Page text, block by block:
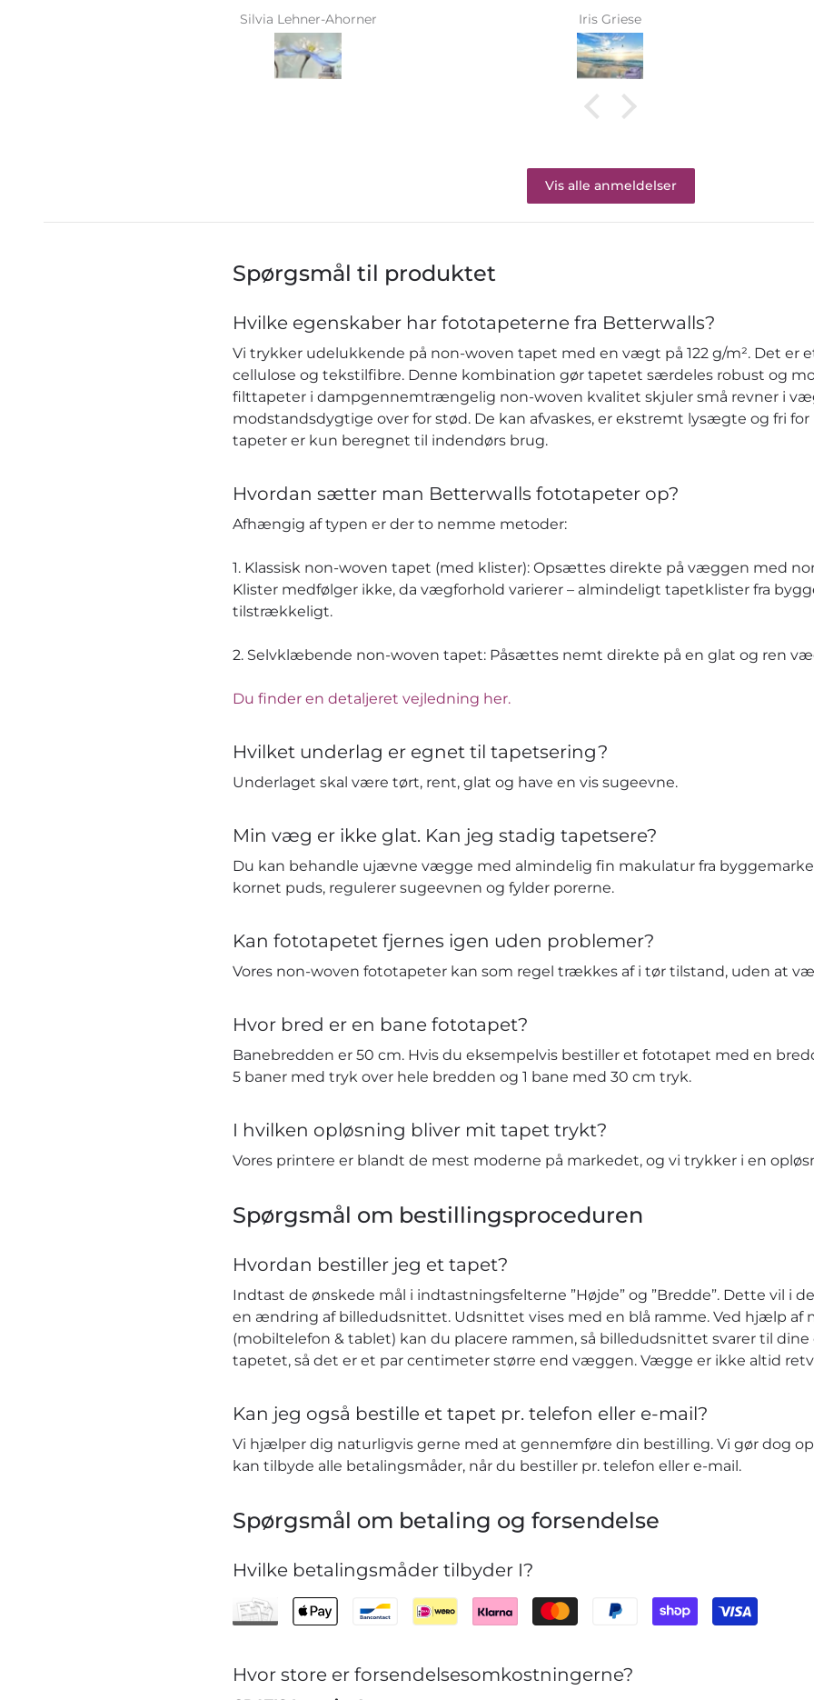
Iris Griese
Qualität .
Karin Bader
Vis alle anmeldelser
Spørgsmål til produktet
Hvilke egenskaber har fototapeterne fra Betterwalls?
Vi trykker udelukkende på non-woven tapet med en vægt på 122 g/m². Det er
cellulose og tekstilfibre. Denne kombination gør tapetet særdeles robust og
filttapeter i dampgennemtrængelig non-woven kvalitet skjuler små revner i
modstandsdygtige over for stød. De kan afvaskes, er ekstremt lysægte og fri for
tapeter er kun beregnet til indendørs brug.
Hvordan sætter man Betterwalls fototapeter op?
Afhængig af typen er der to nemme metoder:
1. Klassisk non-woven tapet (med klister): Opsættes direkte på væggen med
Klister medfølger ikke, da vægforhold varierer – almindeligt tapetklister fra
tilstrækkeligt.
2. Selvklæbende non-woven tapet: Påsættes nemt direkte på en glat og ren
Du finder en detaljeret vejledning her.
Hvilket underlag er egnet til tapetsering?
Underlaget skal være tørt, rent, glat og have en vis sugeevne.
Min væg er ikke glat. Kan jeg stadig tapetsere?
Du kan behandle ujævne vægge med almindelig fin makulatur fra
kornet puds, regulerer sugeevnen og fylder porerne.
Kan fototapetet fjernes igen uden problemer?
Vores non-woven fototapeter kan som regel trækkes af i tør tilstand, uden at
Hvor bred er en bane fototapet?
Banebredden er 50 cm. Hvis du eksempelvis bestiller et fototapet med en
5 baner med tryk over hele bredden og 1 bane med 30 cm tryk.
I hvilken opløsning bliver mit tapet trykt?
Vores printere er blandt de mest moderne på markedet, og vi trykker i en
Spørgsmål om bestillingsproceduren
Hvordan bestiller jeg et tapet?
Indtast de ønskede mål i indtastningsfelterne ”Højde” og ”Bredde”. Dette vil i
en ændring af billedudsnittet. Udsnittet vises med en blå ramme. Ved hjælp af
(mobiltelefon & tablet) kan du placere rammen, så billedudsnittet svarer til dine
tapetet, så det er et par centimeter større end væggen. Vægge er ikke altid
Kan jeg også bestille et tapet pr. telefon eller e-mail?
Vi hjælper dig naturligvis gerne med at gennemføre din bestilling. Vi gør dog
kan tilbyde alle betalingsmåder, når du bestiller pr. telefon eller e-mail.
Spørgsmål om betaling og forsendelse
Hvilke betalingsmåder tilbyder I?
Hvor store er forsendelsesomkostningerne?